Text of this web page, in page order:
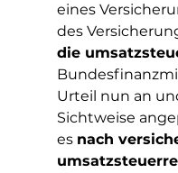
eines
des
die
Urteil nun an
Sichtweise
es nach